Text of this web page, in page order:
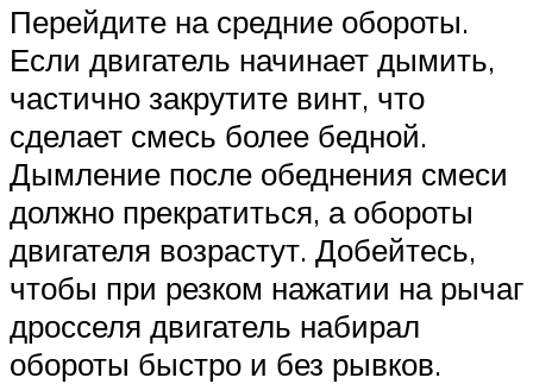
Перейдите на средние обороты.
Если двигатель начинает дымить,
частично закрутите винт, что
сделает смесь более бедной.
Дымление после обеднения смеси
должно прекратиться, а обороты
двигателя возрастут. Добейтесь,
чтобы при резком нажатии на рычаг
дросселя двигатель набирал
обороты быстро и без рывков.